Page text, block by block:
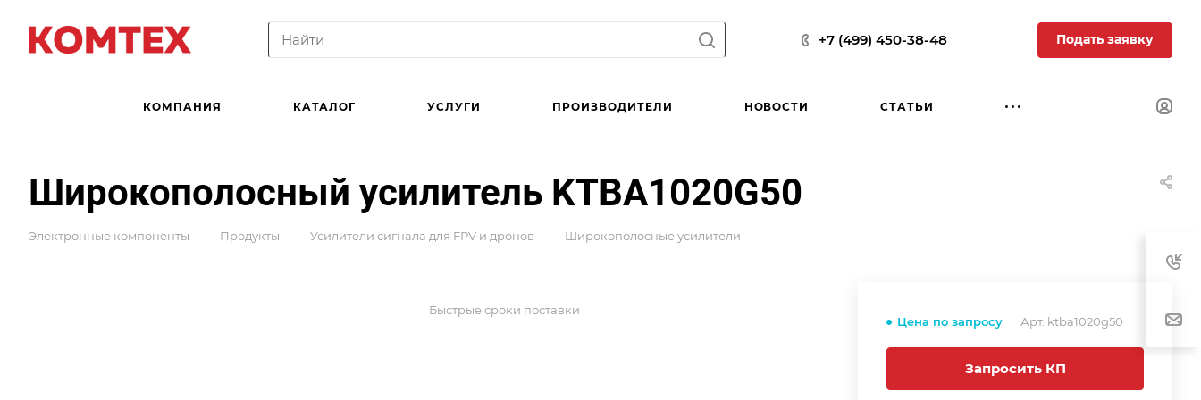
+7 (499) 450-38-48 Подать заявку
КОМПАНИЯ КАТАЛОГ УСЛУГИ ПРОИЗВОДИТЕЛИ НОВОСТИ СТАТЬИ
Широкополосный усилитель KTBA1020G50
Электронные компоненты — Продукты — Усилители сигнала для FPV и дронов — Широкополосные усилители
Цена по запросу Арт. ktba1020g50
Запросить КП
Быстрые сроки поставки